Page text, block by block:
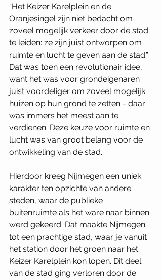
“Het Keizer Karelplein en de
Oranjesingel zijn niet bedacht om
zoveel mogelijk verkeer door de stad
te leiden: ze zijn juist ontworpen om
ruimte en lucht te geven aan de stad.”
Dat was toen een revolutionair idee,
want het was voor grondeigenaren
juist voordeliger om zoveel mogelijk
huizen op hun grond te zetten - daar
was immers het meest aan te
verdienen. Deze keuze voor ruimte en
lucht was van groot belang voor de
ontwikkeling van de stad.
Hierdoor kreeg Nijmegen een uniek
karakter ten opzichte van andere
steden, waar de publieke
buitenruimte als het ware naar binnen
werd gekeerd. Dat maakte Nijmegen
tot een prachtige stad, waar je vanuit
het station door het groen naar het
Keizer Karelplein kon lopen. Dit deel
van de stad ging verloren door de